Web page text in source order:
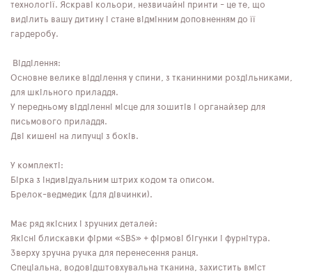
технології. Яскраві кольори, незвичайні принти - це те, що
виділить вашу дитину і стане відмінним доповненням до її
гардеробу.
Відділення:
Основне велике відділення у спини, з тканинними роздільниками,
для шкільного приладдя.
У передньому відділенні місце для зошитів і органайзер для
письмового приладдя.
Дві кишені на липучці з боків.
У комплекті:
Бірка з індивідуальним штрих кодом та описом.
Брелок-ведмедик (для дівчинки).
Має ряд якісних і зручних деталей:
Якісні блискавки фірми «SBS» + фірмові бігунки і фурнітура.
Зверху зручна ручка для перенесення ранця.
Спеціальна, водовідштовхувальна тканина, захистить вміст